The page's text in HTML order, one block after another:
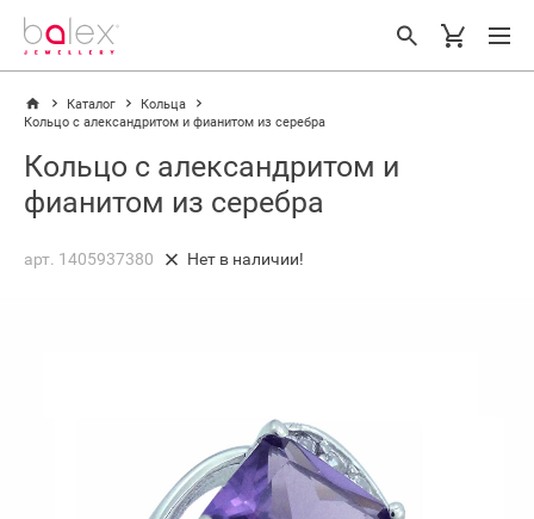
Каталог
Кольца
Кольцо с александритом и фианитом из серебра
Кольцо с александритом и
фианитом из серебра
арт. 1405937380 Нет в наличии!